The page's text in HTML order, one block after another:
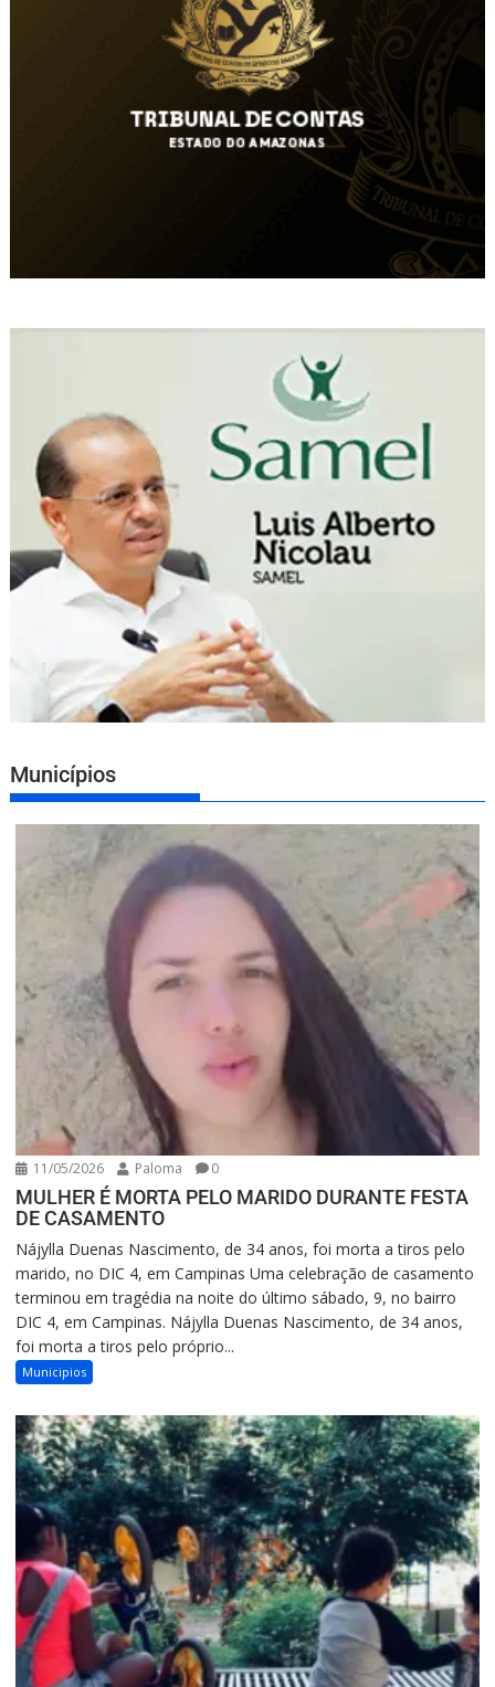
Municípios
11/05/2026 Paloma 0
MULHER É MORTA PELO MARIDO DURANTE FESTA
DE CASAMENTO
Nájylla Duenas Nascimento, de 34 anos, foi morta a tiros pelo
marido, no DIC 4, em Campinas Uma celebração de casamento
terminou em tragédia na noite do último sábado, 9, no bairro
DIC 4, em Campinas. Nájylla Duenas Nascimento, de 34 anos,
foi morta a tiros pelo próprio...
Municipios